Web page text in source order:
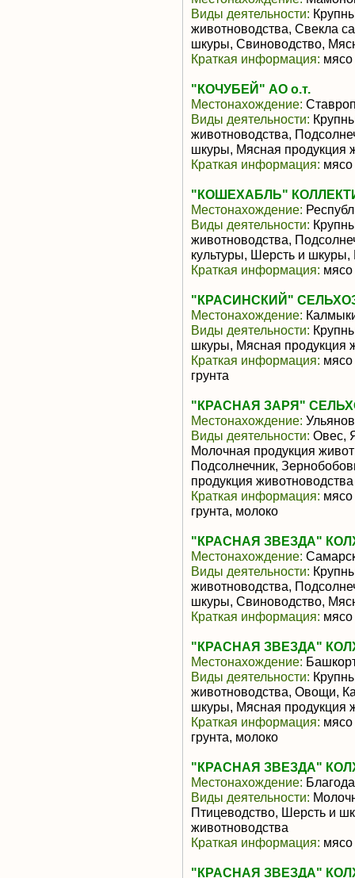
Виды деятельности:
животноводства, Свекла
шкуры, Свиноводство,
Краткая информация: мясо
"КОЧУБЕЙ" АО о.т.
Местонахождение:
Виды деятельности:
животноводства,
шкуры, Мясная продукция
Краткая информация: мясо
"КОШЕХАБЛЬ"
Местонахождение:
Виды деятельности:
животноводства,
культуры, Шерсть и
Краткая информация: мясо
"КРАСИНСКИЙ"
Местонахождение:
Виды деятельности:
шкуры, Мясная продукция
Краткая информация: мясо
грунта
"КРАСНАЯ ЗАРЯ"
Местонахождение:
Виды деятельности: Овес,
Молочная продукция
Подсолнечник,
продукция животноводства
Краткая информация: мясо
грунта, молоко
"КРАСНАЯ ЗВЕЗДА"
Местонахождение:
Виды деятельности:
животноводства,
шкуры, Свиноводство,
Краткая информация: мясо
"КРАСНАЯ ЗВЕЗДА"
Местонахождение:
Виды деятельности:
животноводства, Овощи,
шкуры, Мясная продукция
Краткая информация: мясо
грунта, молоко
"КРАСНАЯ ЗВЕЗДА"
Местонахождение:
Виды деятельности:
Птицеводство, Шерсть и
животноводства
Краткая информация: мясо
"КРАСНАЯ ЗВЕЗДА"